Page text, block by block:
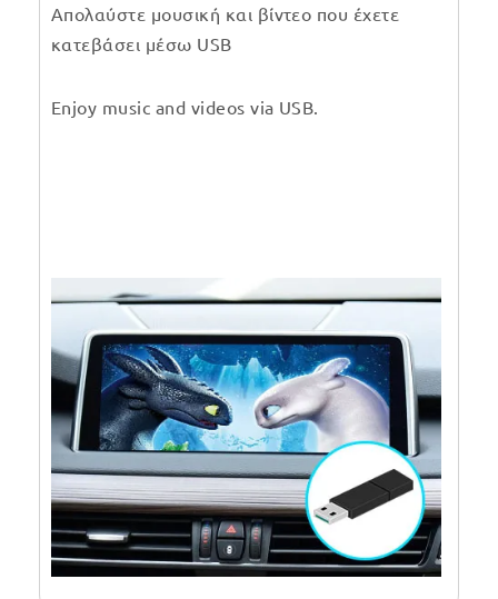
Απολαύστε μουσική και βίντεο που έχετε
κατεβάσει μέσω USB
Enjoy music and videos via USB.